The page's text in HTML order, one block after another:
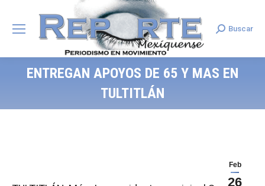
Search:
Buscar
ENTREGAN APOYOS DE 65 Y MAS EN
TULTITLÁN
Feb
26